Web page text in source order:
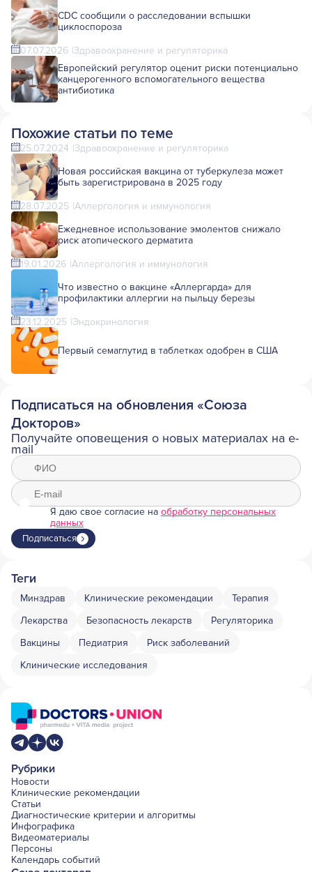
CDC сообщили о расследовании вспышки
циклоспороза
07.07.2026 Здравоохранение и регуляторика
Европейский регулятор оценит риски потенциально
канцерогенного вспомогательного вещества
антибиотика
Похожие статьи по теме
25.07.2024 Здравоохранение и регуляторика
Новая российская вакцина от туберкулеза может
быть зарегистрирована в 2025 году
28.07.2025 Аллергология и иммунология
Ежедневное использование эмолентов снижало
риск атопического дерматита
19.01.2026 Аллергология и иммунология
Что известно о вакцине «Аллергарда» для
профилактики аллергии на пыльцу березы
23.12.2025 Эндокринология
Первый семаглутид в таблетках одобрен в США
Подписаться на обновления «Союза
Докторов»
Получайте оповещения о новых материалах на e-
mail
Я даю свое согласие на обработку персональных
данных
Подписаться
Теги
Минздрав Клинические рекомендации
Терапия
Лекарства
Безопасность лекарств
Регуляторика
Вакцины
Педиатрия
Риск заболеваний
Клинические исследования
Рубрики
Новости
Клинические рекомендации
Статьи
Диагностические критерии и алгоритмы
Инфографика
Видеоматериалы
Персоны
Календарь событий